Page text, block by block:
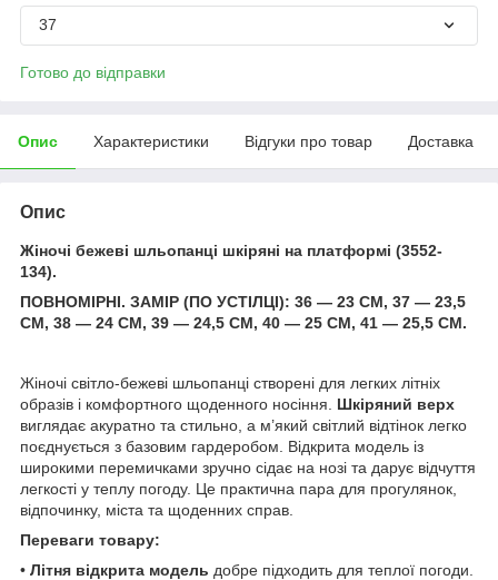
37
Готово до відправки
Опис Характеристики Відгуки про товар Доставка
Опис
Жіночі бежеві шльопанці шкіряні на платформі (3552-
134).
ПОВНОМІРНІ. ЗАМІР (ПО УСТІЛЦІ): 36 — 23 СМ, 37 — 23,5
СМ, 38 — 24 СМ, 39 — 24,5 СМ, 40 — 25 СМ, 41 — 25,5 СМ.
Жіночі світло-бежеві шльопанці створені для легких літніх
образів і комфортного щоденного носіння. Шкіряний верх
виглядає акуратно та стильно, а м’який світлий відтінок легко
поєднується з базовим гардеробом. Відкрита модель із
широкими перемичками зручно сідає на нозі та дарує відчуття
легкості у теплу погоду. Це практична пара для прогулянок,
відпочинку, міста та щоденних справ.
Переваги товару:
• Літня відкрита модель добре підходить для теплої погоди.